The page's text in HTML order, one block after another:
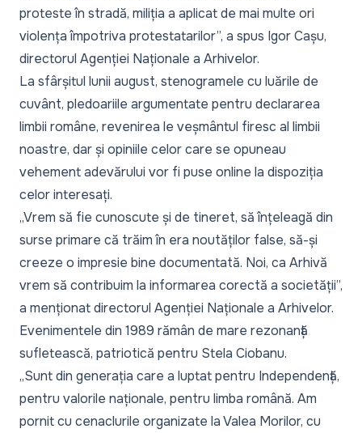
proteste în stradă, miliția a aplicat de mai multe ori
violența împotriva protestatarilor”, a spus Igor Cașu,
directorul Agenției Naționale a Arhivelor.
La sfârșitul lunii august, stenogramele cu luările de
cuvânt, pledoariile argumentate pentru declararea
limbii române, revenirea le veșmântul firesc al limbii
noastre, dar și opiniile celor care se opuneau
vehement adevărului vor fi puse online la dispoziția
celor interesați.
„Vrem să fie cunoscute și de tineret, să înțeleagă din
surse primare că trăim în era noutăților false, să-și
creeze o impresie bine documentată. Noi, ca Arhivă
vrem să contribuim la informarea corectă a societății”,
a menționat directorul Agenției Naționale a Arhivelor.
Evenimentele din 1989 rămân de mare rezonanță
sufletească, patriotică pentru Stela Ciobanu.
„Sunt din generația care a luptat pentru Independență,
pentru valorile naționale, pentru limba română. Am
pornit cu cenaclurile organizate la Valea Morilor, cu